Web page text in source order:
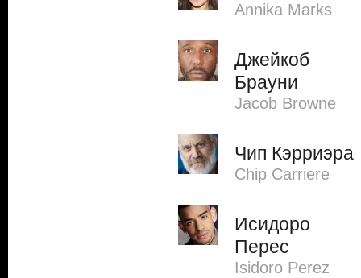
Annika Marks
Джейкоб
Брауни
Jacob Browne
Чип Кэрриэра
Chip Carriere
Исидоро
Перес
Isidoro Perez